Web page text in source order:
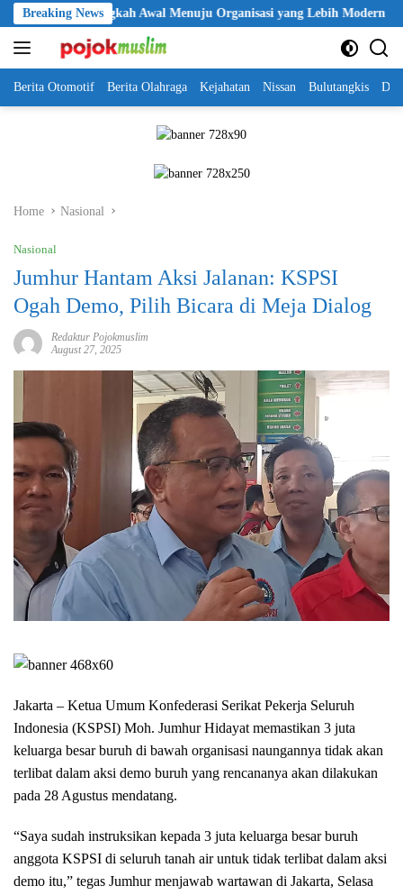
Skip
to
content
Breaking News
Langkah Awal Menuju Organisasi yang Lebih Modern
Berita Otomotif Berita Olahraga Kejahatan Nissan Bulutangkis
Home Nasional
Nasional
Jumhur Hantam Aksi Jalanan: KSPSI
Ogah Demo, Pilih Bicara di Meja Dialog
Redaktur Pojokmuslim
August 27, 2025
Jakarta – Ketua Umum Konfederasi Serikat Pekerja Seluruh
Indonesia (KSPSI) Moh. Jumhur Hidayat memastikan 3 juta
keluarga besar buruh di bawah organisasi naungannya tidak akan
terlibat dalam aksi demo buruh yang rencananya akan dilakukan
pada 28 Agustus mendatang.
“Saya sudah instruksikan kepada 3 juta keluarga besar buruh
anggota KSPSI di seluruh tanah air untuk tidak terlibat dalam aksi
demo itu,” tegas Jumhur menjawab wartawan di Jakarta, Selasa